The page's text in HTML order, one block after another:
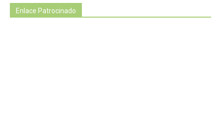
Enlace Patrocinado